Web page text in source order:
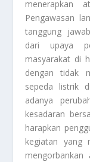
menerapkan
Pengawasan
tanggung
dari upaya
masyarakat di
dengan tidak
sepeda listrik
adanya
kesadaran
harapkan
kegiatan yang
mengorbankan